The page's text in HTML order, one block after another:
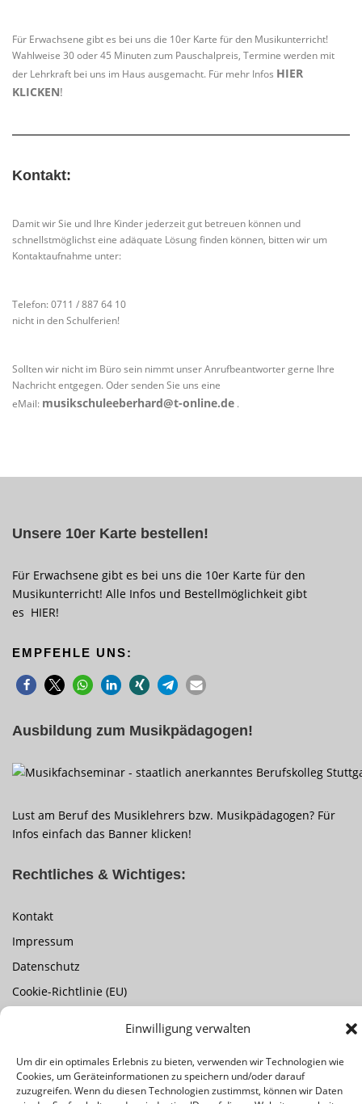
Einwilligung verwalten
Um dir ein optimales Erlebnis zu bieten, verwenden wir Technologien wie
Cookies, um Geräteinformationen zu speichern und/oder darauf
zuzugreifen. Wenn du diesen Technologien zustimmst, können wir Daten
Für Erwachsene gibt es bei uns die 10er Karte für den Musikunterricht!
Wahlweise 30 oder 45 Minuten zum Pauschalpreis, Termine werden mit
der Lehrkraft bei uns im Haus ausgemacht. Für mehr Infos HIER
KLICKEN!
Kontakt:
Damit wir Sie und Ihre Kinder jederzeit gut betreuen können und
schnellstmöglichst eine adäquate Lösung finden können, bitten wir um
Kontaktaufnahme unter:
Telefon: 0711 / 887 64 10
nicht in den Schulferien!
Sollten wir nicht im Büro sein nimmt unser Anrufbeantworter gerne Ihre
Nachricht entgegen. Oder senden Sie uns eine
eMail: musikschuleeberhard@t-online.de .
Unsere 10er Karte bestellen!
Für Erwachsene gibt es bei uns die 10er Karte für den
Musikunterricht! Alle Infos und Bestellmöglichkeit gibt
es HIER!
EMPFEHLE UNS:
Ausbildung zum Musikpädagogen!
Lust am Beruf des Musiklehrers bzw. Musikpädagogen? Für
Infos einfach das Banner klicken!
Rechtliches & Wichtiges:
Kontakt
Impressum
Datenschutz
Cookie-Richtlinie (EU)
Copyright © 2026 Musikschule Eberhard | Stuttgart